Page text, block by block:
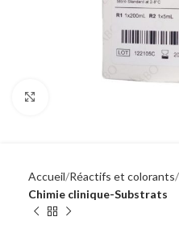
Accueil Réactifs et colorants
Chimie clinique-Substrats